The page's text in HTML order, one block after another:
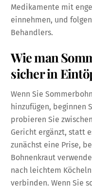
Medikamente mit
einnehmen, und
Behandlers.
Wie man
sicher in
Wenn Sie
hinzufügen, beginnen
probieren Sie
Gericht ergänzt, statt
zunächst eine Prise,
Bohnenkraut
nach leichtem
verbinden. Wenn Sie